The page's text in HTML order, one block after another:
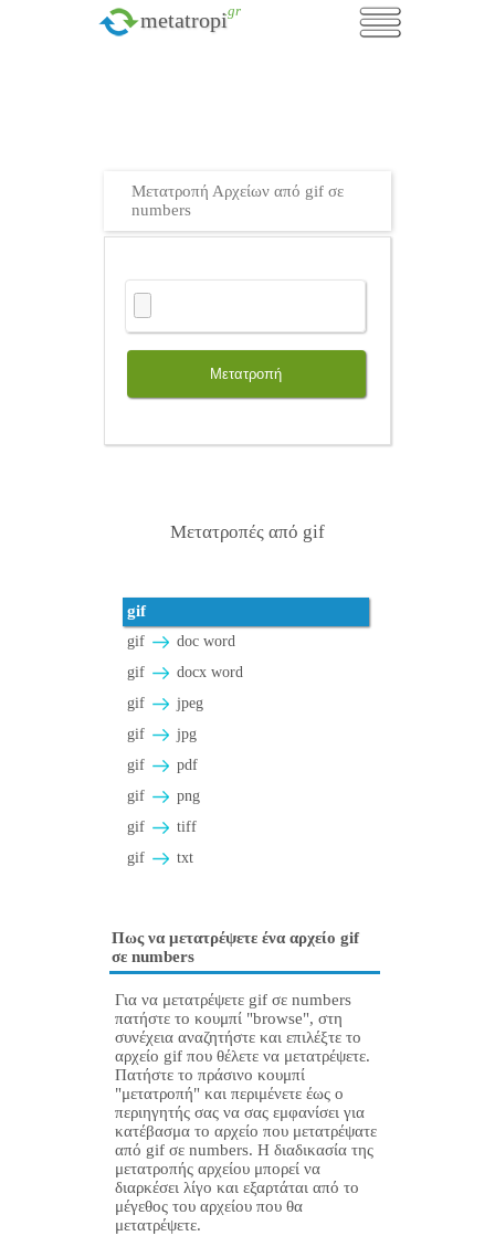
metatropi.gr
Μετατροπή Αρχείων από gif σε
numbers
Μετατροπή
Μετατροπές από gif
gif
gif
doc word
gif
docx word
gif
jpeg
gif
jpg
gif
pdf
gif
png
gif
tiff
gif
txt
Πως να μετατρέψετε ένα αρχείο gif
σε numbers
Για να μετατρέψετε gif σε numbers
πατήστε το κουμπί "browse", στη
συνέχεια αναζητήστε και επιλέξτε το
αρχείο gif που θέλετε να μετατρέψετε.
Πατήστε το πράσινο κουμπί
"μετατροπή" και περιμένετε έως ο
περιηγητής σας να σας εμφανίσει για
κατέβασμα το αρχείο που μετατρέψατε
από gif σε numbers. Η διαδικασία της
μετατροπής αρχείου μπορεί να
διαρκέσει λίγο και εξαρτάται από το
μέγεθος του αρχείου που θα
μετατρέψετε.